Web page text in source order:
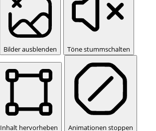
Bilder ausblenden Töne stummschalten
Inhalt hervorheben Animationen stoppen